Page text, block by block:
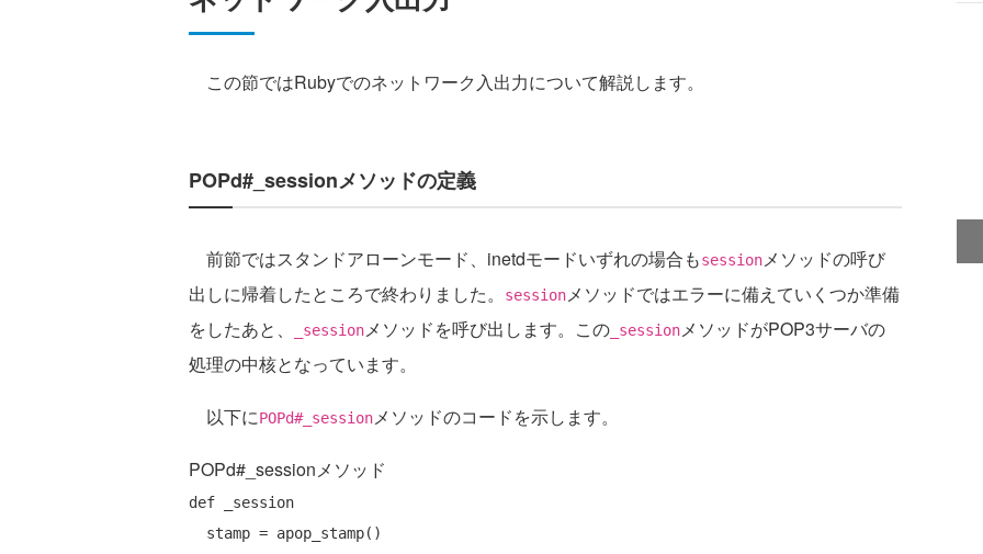
この節ではRubyでのネットワーク入出力について解説します。
POPd#_sessionメソッドの定義
前節ではスタンドアローンモード、inetdモードいずれの場合もsessionメソッドの呼び
出しに帰着したところで終わりました。
sessionメソッドではエラーに備えていくつか準備
をしたあと、
_sessionメソッドを呼び出します。この _sessionメソッドがPOP3サーバの
処理の中核となっています。
以下にPOPd#_sessionメソッドのコードを示します。
POPd#_sessionメソッド
def _session